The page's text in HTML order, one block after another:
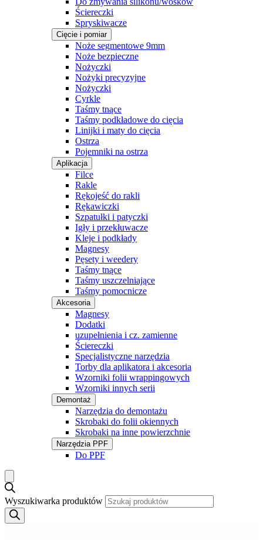
Ściereczki
Spryskiwacze
Cięcie i pomiar
Noże segmentowe 9mm
Noże bezpieczne
Nożyczki
Nożyki precyzyjne
Nożyczki
Cyrkle
Taśmy tnące
Taśmy podkładowe do cięcia
Linijki i maty do cięcia
Ostrza
Pojemniki na ostrza
Aplikacja
Filce
Rakle
Rękojeść do rakli
Rękawiczki
Szpatułki i patyczki
Igły i przekłuwacze
Kleje i podkłady
Magnesy
Pęsety i weedery
Taśmy tnące
Taśmy uszczelniające
Taśmy pomocnicze
Akcesoria
Magnesy
Dodatki
uzupełnienia i cz. zamienne
Ściereczki
Specjalistyczne narzędzia
Torby dla aplikatora i akcesoria
Wzorniki folii wrappingowych
Wzorniki innych serii
Demontaż
Narzędzia do demontażu
Skrobaki do folii okiennych
Skrobaki na inne powierzchnie
Narzędzia PPF
Do PPF
Wyszukiwarka produktów